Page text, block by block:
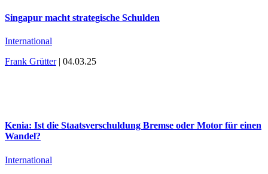
Singapur macht strategische Schulden
International
Frank Grütter| 04.03.25
Kenia: Ist die Staatsverschuldung Bremse oder Motor für einen
Wandel?
International